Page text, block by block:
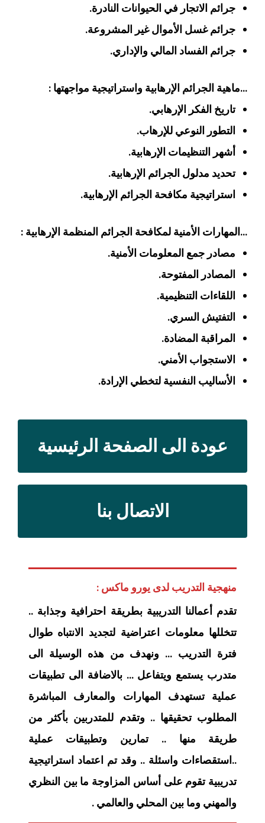
جرائم الاتجار في الحيوانات النادرة.
جرائم غسل الأموال غير المشروعة.
جرائم الفساد المالي والإداري.
…ماهية الجرائم الإرهابية واستراتيجية مواجهتها :
تاريخ الفكر الإرهابي.
التطور النوعي للإرهاب.
أشهر التنظيمات الإرهابية.
تحديد مدلول الجرائم الإرهابية.
استراتيجية مكافحة الجرائم الإرهابية.
…المهارات الأمنية لمكافحة الجرائم المنظمة الإرهابية :
مصادر جمع المعلومات الأمنية.
المصادر المفتوحة.
اللقاءات التنظيمية.
التفتيش السري.
المراقبة المضادة.
الاستجواب الأمني.
الأساليب النفسية لتخطي الإرادة.
عودة الى الصفحة الرئيسية
الاتصال بنا
منهجية التدريب لدى يورو ماكس :
تقدم أعمالنا التدريبية بطريقة احترافية وجذابة ..
تتخللها معلومات اعتراضية لتجديد الانتباه طوال
فترة التدريب … ونهدف من هذه الوسيلة الى
متدرب يستمع ويتفاعل … بالاضافة الى تطبيقات
عملية تستهدف المهارات والمعارف المباشرة
المطلوب تحقيقها .. وتقدم للمتدربين بأكثر من
طريقة منها .. تمارين وتطبيقات عملية
..استقصاءات واسئلة .. وقد تم اعتماد استراتيجية
تدريبية تقوم على أساس المزاوجة ما بين النظري
والمهني وما بين المحلي والعالمي .